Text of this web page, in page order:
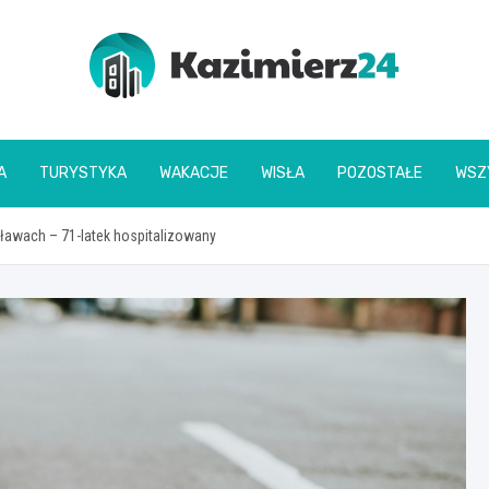
kazimierz24.pl
TURYSTYKA WAKACJE WISŁA POZOSTAŁE
– 71-latek hospitalizowany